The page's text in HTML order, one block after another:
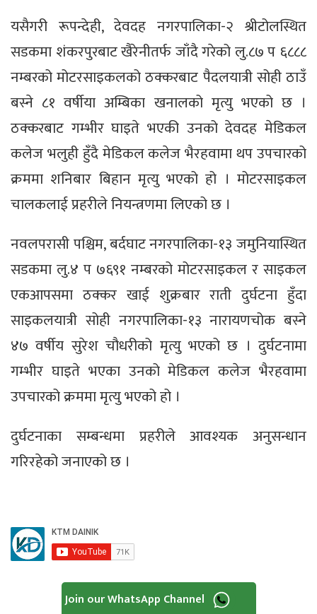
यसैगरी रूपन्देही, देवदह नगरपालिका-२ श्रीटोलस्थित
सडकमा शंकरपुरबाट खैरेनीतर्फ जाँदै गरेको लु.८७ प ६८८८
नम्बरको मोटरसाइकलको ठक्करबाट पैदलयात्री सोही ठाउँ
बस्ने ८१ वर्षीया अम्बिका खनालको मृत्यु भएको छ ।
ठक्करबाट गम्भीर घाइते भएकी उनको देवदह मेडिकल
कलेज भलुही हुँदै मेडिकल कलेज भैरहवामा थप उपचारको
क्रममा शनिबार बिहान मृत्यु भएको हो । मोटरसाइकल
चालकलाई प्रहरीले नियन्त्रणमा लिएको छ ।
नवलपरासी पश्चिम, बर्दघाट नगरपालिका-१३ जमुनियास्थित
सडकमा लु.४ प ७६९१ नम्बरको मोटरसाइकल र साइकल
एकआपसमा ठक्कर खाई शुक्रबार राती दुर्घटना हुँदा
साइकलयात्री सोही नगरपालिका-१३ नारायणचोक बस्ने
४७ वर्षीय सुरेश चौधरीको मृत्यु भएको छ । दुर्घटनामा
गम्भीर घाइते भएका उनको मेडिकल कलेज भैरहवामा
उपचारको क्रममा मृत्यु भएको हो ।
दुर्घटनाका सम्बन्धमा प्रहरीले आवश्यक अनुसन्धान
गरिरहेको जनाएको छ ।
Join our WhatsApp Channel